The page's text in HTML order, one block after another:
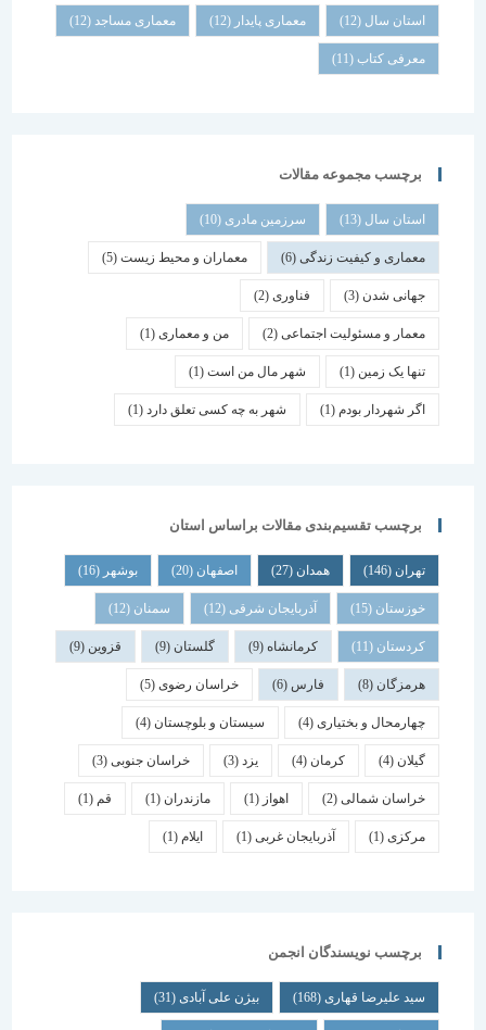
استان سال(12) معماری پایدار (12) معماری مساجد(12)
معرفی کتاب(11)
برچسب مجموعه مقالات
استان سال(13) سرزمین مادری(10)
معماری و کیفیت زندگی(6) معماران و محیط زیست(5)
جهانی شدن(3) فناوری (2)
معمار و مسئولیت اجتماعی (2) من و معماری (1)
تنها یک زمین(1) شهر مال من است(1)
اگر شهردار بودم (1) شهر به چه کسی تعلق دارد(1)
برچسب تقسیم‌بندی مقالات براساس استان
همدان اصفهان (20) بوشهر
خوزستان(15) آذربایجان شرقی(12) سمنان (12)
کردستان(11) کرمانشاه(9) گلستان (9) قزوین
هرمزگان(8) فارس خراسان رضوی(5)
چهارمحال و بختیاری (4) سیستان و بلوچستان(4)
کرمان یزد خراسان جنوبی(3)
خراسان شمالی(2) اهواز مازندران(1) قم
(1) آذربایجان غربی(1) ایلام
برچسب نویسندگان انجمن
سید علیرضا قهاری(168) بیژن علی آبادی(31)